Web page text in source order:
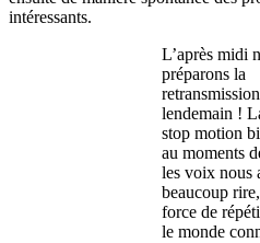
intéressants.
L’après midi
préparons la
lendemain !
stop motion
au moments
les voix nous
beaucoup
force de
le monde